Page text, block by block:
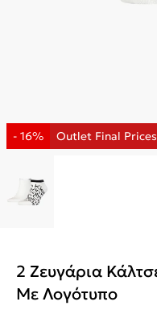
2 Ζευγάρια
Με Λογότυπο